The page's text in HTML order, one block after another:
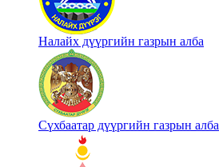
Налайх дүүргийн газрын алба
Сүхбаатар дүүргийн газрын алба